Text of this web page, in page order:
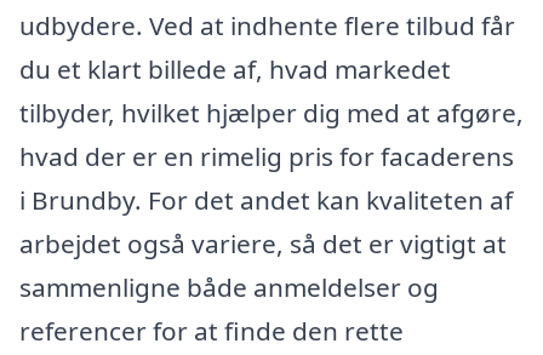
udbydere. Ved at indhente flere tilbud får
du et klart billede af, hvad markedet
tilbyder, hvilket hjælper dig med at afgøre,
hvad der er en rimelig pris for facaderens
i Brundby. For det andet kan kvaliteten af
arbejdet også variere, så det er vigtigt at
sammenligne både anmeldelser og
referencer for at finde den rette